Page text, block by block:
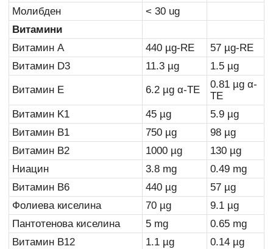
Молибден
< 30 ug
Витамини
Витамин A
440 µg-RE 57 µg-RE
Витамин D3
11.3 µg 1.5 µg
Витамин E 6.2 µg α-TE 0.81 µg α-
TE
Витамин K1
45 µg 5.9 µg
Витамин B1
750 µg 98 µg
Витамин B2
1000 µg 130 µg
Ниацин
3.8 mg
0.49 mg
Витамин B6
440 µg 57 µg
Фолиева киселина
70 µg 9.1 µg
Пантотенова киселина
5 mg 0.65 mg
Витамин B12
1.1 µg 0.14 µg